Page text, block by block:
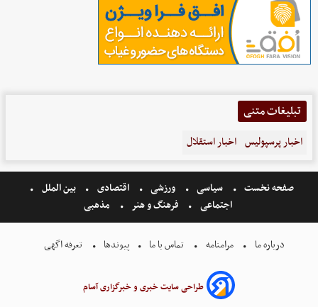
تبلیغات متنی
اخبار پرسپولیس اخبار استقلال
صفحه نخست سیاسی ورزشی اقتصادی
بین الملل
اجتماعی
فرهنگ و هنر مذهبی
درباره ما مرامنامه تماس با ما پیوندها تعرفه اگهی
طراحی سایت خبری و خبرگزاری آسام